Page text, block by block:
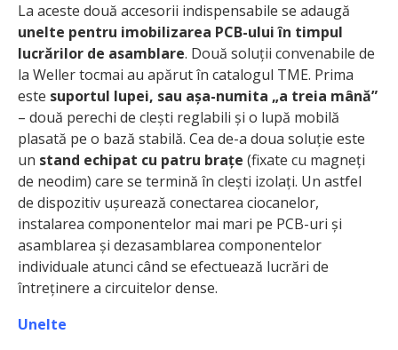
La aceste două accesorii indispensabile se adaugă
unelte pentru imobilizarea PCB-ului în timpul
lucrărilor de asamblare. Două soluții convenabile de
la Weller tocmai au apărut în catalogul TME. Prima
este suportul lupei, sau așa-numita „a treia mână”
– două perechi de clești reglabili și o lupă mobilă
plasată pe o bază stabilă. Cea de-a doua soluție este
un stand echipat cu patru brațe (fixate cu magneți
de neodim) care se termină în clești izolați. Un astfel
de dispozitiv ușurează conectarea ciocanelor,
instalarea componentelor mai mari pe PCB-uri și
asamblarea și dezasamblarea componentelor
individuale atunci când se efectuează lucrări de
întreținere a circuitelor dense.
Unelte